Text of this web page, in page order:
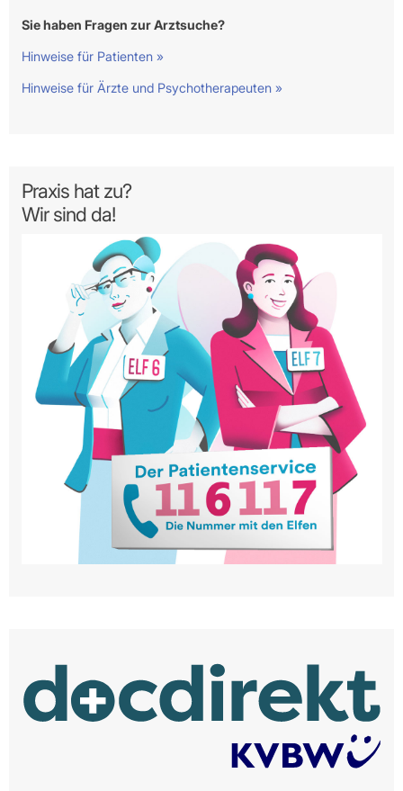
Sie haben Fragen zur Arztsuche?
Hinweise für Patienten »
Hinweise für Ärzte und Psychotherapeuten »
Praxis hat zu?
Wir sind da!